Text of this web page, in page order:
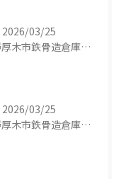
2026/03/25
🚧厚木市鉄骨造倉庫解体工事🚧
2026/03/25
🚧厚木市鉄骨造倉庫解体工事🚧